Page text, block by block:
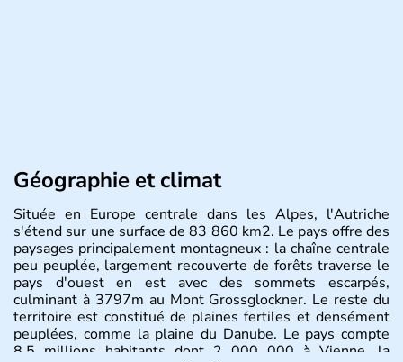
Géographie et climat
Située en Europe centrale dans les Alpes, l'Autriche
s'étend sur une surface de 83 860 km2. Le pays offre des
paysages principalement montagneux : la chaîne centrale
peu peuplée, largement recouverte de forêts traverse le
pays d'ouest en est avec des sommets escarpés,
culminant à 3797m au Mont Grossglockner. Le reste du
territoire est constitué de plaines fertiles et densément
peuplées, comme la plaine du Danube. Le pays compte
8.5 millions habitants dont 2 000 000 à Vienne, la